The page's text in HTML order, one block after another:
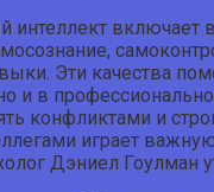
включает
Эти качества
и в
конфликтами и
играет
Дэниел Гоулман